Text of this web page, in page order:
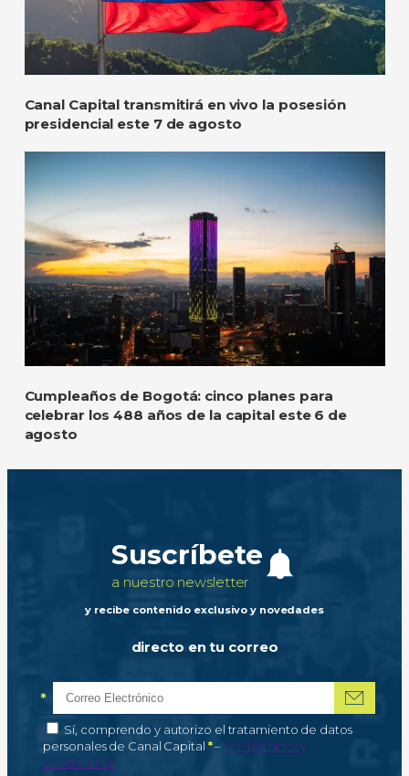
Canal Capital transmitirá en vivo la posesión
presidencial este 7 de agosto
Cumpleaños de Bogotá: cinco planes para
celebrar los 488 años de la capital este 6 de
agosto
Suscríbete
a nuestro newsletter
y recibe contenido exclusivo y novedades
directo en tu correo
Correo electrónico
*Campo obligatorio
Autorización de tratamiento de datos personales
Sí, comprendo y autorizo el tratamiento de datos
personales de Canal Capital *–Campo obligatorio
Ver Términos y
condiciones